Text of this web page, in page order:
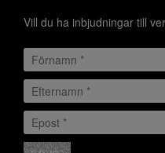
Vill du ha inbjudningar till